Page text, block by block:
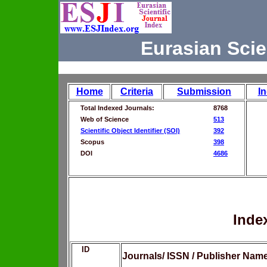
Eurasian
Home Criteria Submission
Total Indexed Journals:
8768
Web of Science
513
Scientific Object Identifier (SOI)
392
Scopus
398
DOI
4686
ID
Journals/ ISSN / Publisher